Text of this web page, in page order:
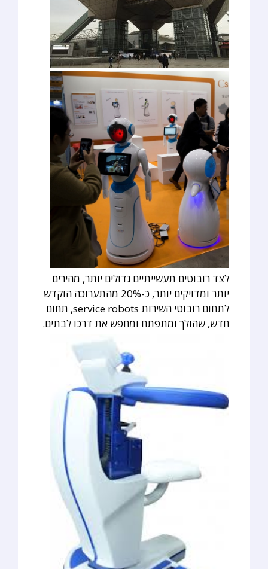
לצד רובוטים תעשייתיים גדולים יותר, מהירים
יותר ומדויקים יותר, כ-20% מהתערוכה הוקדש
לתחום רובוטי השירות service robots, תחום
חדש, שהולך ומתפתח ומחפש את דרכו לבתים.